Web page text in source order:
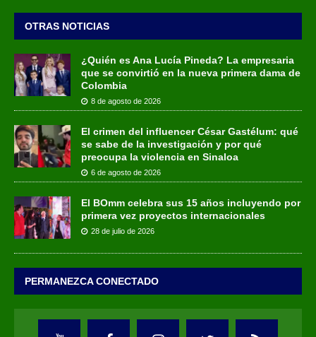
OTRAS NOTICIAS
¿Quién es Ana Lucía Pineda? La empresaria
que se convirtió en la nueva primera dama de
Colombia
8 de agosto de 2026
El crimen del influencer César Gastélum: qué
se sabe de la investigación y por qué
preocupa la violencia en Sinaloa
6 de agosto de 2026
El BOmm celebra sus 15 años incluyendo por
primera vez proyectos internacionales
28 de julio de 2026
PERMANEZCA CONECTADO